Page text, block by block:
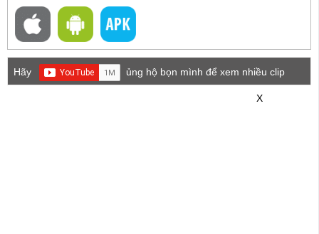
Hãy
ủng hộ bọn mình để xem nhiều clip
X